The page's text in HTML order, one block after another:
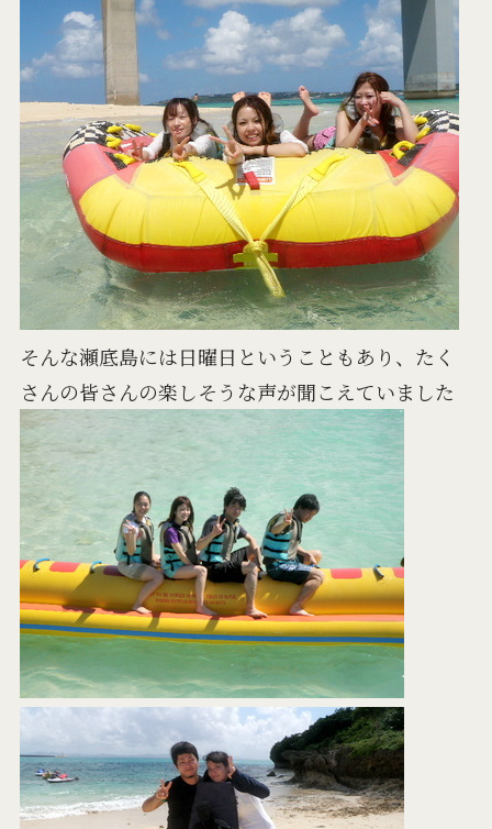
そんな瀬底島には日曜日ということもあり、たく
さんの皆さんの楽しそうな声が聞こえていました